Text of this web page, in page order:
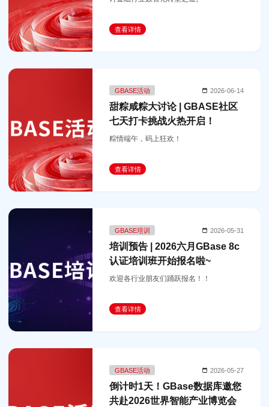
查看详情
GBASE活动 2026-06-14
甜粽咸粽大讨论 | GBASE社区
七天打卡挑战火热开启！
粽情端午，码上狂欢！
查看详情
GBASE培训 2026-05-31
培训预告 | 2026六月GBase 8c
认证培训班开始报名啦~
欢迎各行业朋友们踊跃报名！！
查看详情
GBASE活动 2026-05-27
倒计时1天！GBase数据库邀您
共赴2026世界智能产业博览会